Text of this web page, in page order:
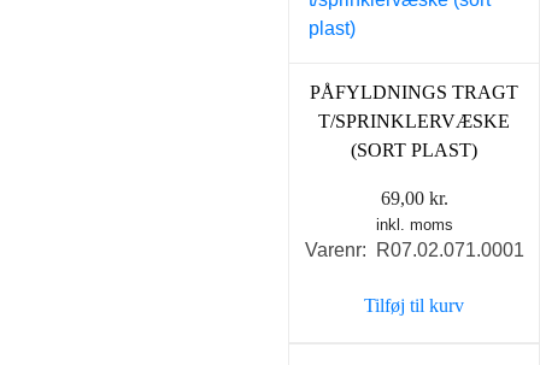
PÅFYLDNINGS TRAGT
T/SPRINKLERVÆSKE
(SORT PLAST)
69,00 kr.
inkl. moms
Varenr: R07.02.071.0001
Tilføj til kurv